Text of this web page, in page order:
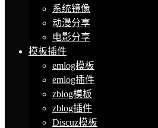
系统镜像
动漫分享
电影分享
模板插件
emlog模板
emlog插件
zblog模板
zblog插件
Discuz模板